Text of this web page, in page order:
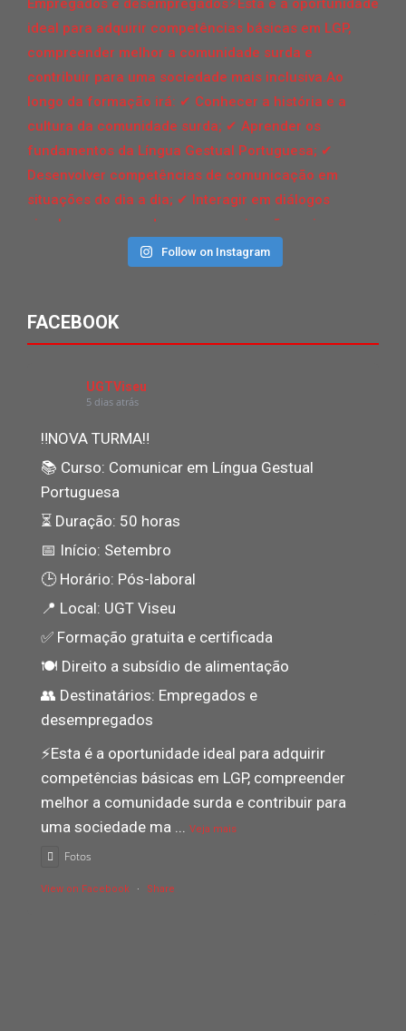
Follow on Instagram
FACEBOOK
UGTViseu
5 dias atrás
‼NOVA TURMA‼
📚 Curso: Comunicar em Língua Gestual
Portuguesa
⏳ Duração: 50 horas
📅 Início: Setembro
🕒 Horário: Pós-laboral
📍 Local: UGT Viseu
✅ Formação gratuita e certificada
🍽️ Direito a subsídio de alimentação
👥 Destinatários: Empregados e
desempregados
⚡️Esta é a oportunidade ideal para adquirir
competências básicas em LGP, compreender
melhor a comunidade surda e contribuir para
uma sociedade ma
Veja mais
Fotos
View on Facebook · Share